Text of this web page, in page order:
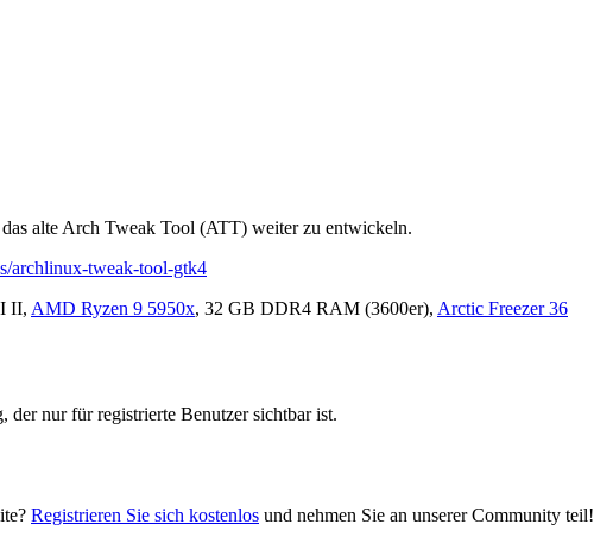
alte Arch Tweak Tool (ATT) weiter zu entwickeln.
archlinux-tweak-tool-gtk4
II, AMD Ryzen 9 5950x, 32 GB DDR4 RAM (3600er), Arctic Freezer 36
der nur für registrierte Benutzer sichtbar ist.
Registrieren Sie sich kostenlos und nehmen Sie an unserer Community teil!